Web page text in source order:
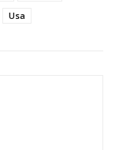
Usa